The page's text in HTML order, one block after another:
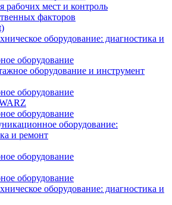
рабочих мест и контроль
факторов
оборудование: диагностика и
оборудование
оборудование и инструмент
оборудование
оборудование
оборудование:
и ремонт
оборудование
оборудование
оборудование: диагностика и